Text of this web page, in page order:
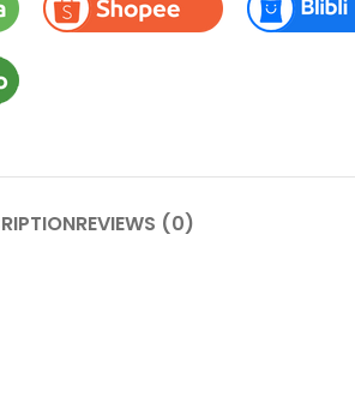
REVIEWS (0)